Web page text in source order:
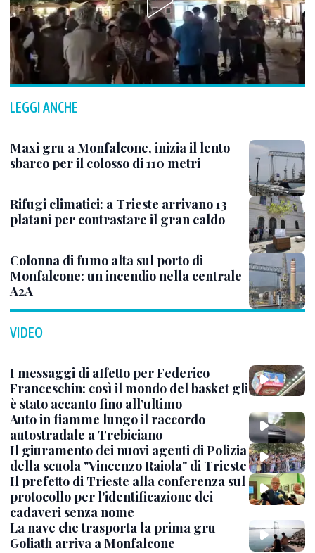
LEGGI ANCHE
Maxi gru a Monfalcone, inizia il lento
sbarco per il colosso di 110 metri
Rifugi climatici: a Trieste arrivano 13
platani per contrastare il gran caldo
Colonna di fumo alta sul porto di
Monfalcone: un incendio nella centrale
A2A
VIDEO
I messaggi di affetto per Federico
Franceschin: così il mondo del basket gli
è stato accanto fino all’ultimo
Auto in fiamme lungo il raccordo
autostradale a Trebiciano
Il giuramento dei nuovi agenti di Polizia
della scuola "Vincenzo Raiola" di Trieste
Il prefetto di Trieste alla conferenza sul
protocollo per l'identificazione dei
cadaveri senza nome
La nave che trasporta la prima gru
Goliath arriva a Monfalcone